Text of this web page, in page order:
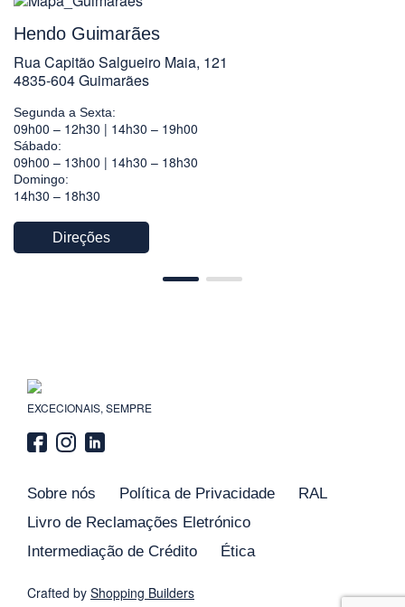
Hendo Guimarães
Rua Capitão Salgueiro Maia, 121
4835-604 Guimarães
Segunda a Sexta:
09h00 – 12h30 | 14h30 – 19h00
Sábado:
09h00 – 13h00 | 14h30 – 18h30
Domingo:
14h30 – 18h30
Direções
EXCECIONAIS, SEMPRE
Sobre nós Política de Privacidade
RAL
Livro de Reclamações Eletrónico
Intermediação de Crédito
Ética
Crafted by Shopping Builders